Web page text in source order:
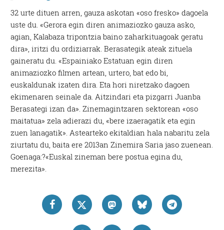
32 urte dituen arren, gauza askotan «oso fresko» dagoela
uste du. «Gerora egin diren animaziozko gauza asko,
agian, Kalabaza tripontzia baino zaharkituagoak geratu
dira», iritzi du ordiziarrak. Berasategik ateak zituela
gaineratu du. «Espainiako Estatuan egin diren
animaziozko filmen artean, urtero, bat edo bi,
euskaldunak izaten dira. Eta hori niretzako dagoen
ekimenaren seinale da. Aitzindari eta pizgarri Juanba
Berasategi izan da». Zinemagintzaren sektorean «oso
maitatua» zela adierazi du, «bere izaeragatik eta egin
zuen lanagatik». Astearteko ekitaldian hala nabaritu zela
ziurtatu du, baita ere 2013an Zinemira Saria jaso zuenean.
Goenaga:?«Euskal zineman bere postua egina du,
merezita».